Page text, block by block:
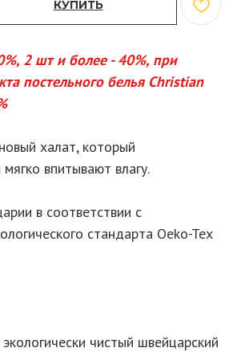
КУПИТЬ
2 шт и более - 40%, при
постельного белья Christian
халат, который
впитывают влагу.
в соответствии с
стандарта Oeko-Tex
чистый швейцарский